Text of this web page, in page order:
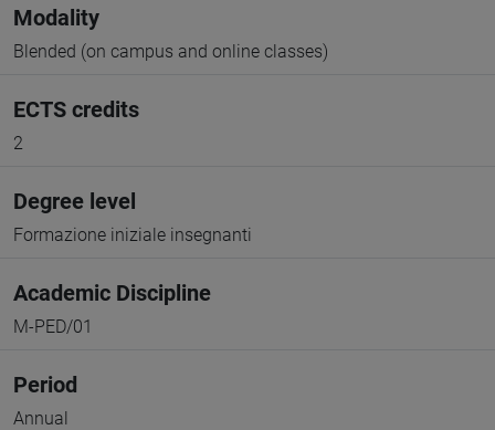
Modality
Blended (on campus and online classes)
ECTS credits
2
Degree level
Formazione iniziale insegnanti
Academic Discipline
M-PED/01
Period
Annual